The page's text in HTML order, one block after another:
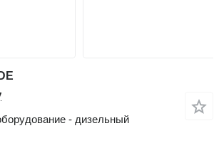
- дизельный